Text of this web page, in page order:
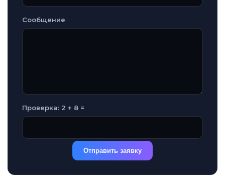
Сообщение
Проверка: 2 + 8 =
Отправить заявку